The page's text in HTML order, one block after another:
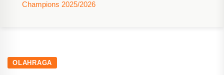
Champions 2025/2026
OLAHRAGA